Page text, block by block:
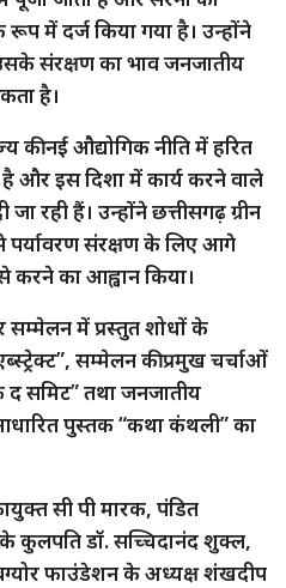
में दर्ज किया गया है। उन्होंने
संरक्षण का भाव जनजातीय
है।
की नई औद्योगिक नीति में हरित
और इस दिशा में कार्य करने वाले
जा रही हैं। उन्होंने छत्तीसगढ़ ग्रीन
पर्यावरण संरक्षण के लिए आगे
का आह्वान किया।
सम्मेलन में प्रस्तुत शोधों के
सम्मेलन की प्रमुख चर्चाओं
समिट” तथा जनजातीय
पुस्तक “कथा कंथली” का
सी पी मारक, पंडित
कुलपति डॉ. सच्चिदानंद शुक्ल,
फाउंडेशन के अध्यक्ष शंखदीप